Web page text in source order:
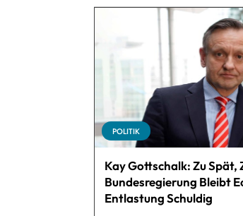
POLITIK
Kay Gottschalk: Zu Spät,
Bundesregierung Bleibt
Entlastung Schuldig